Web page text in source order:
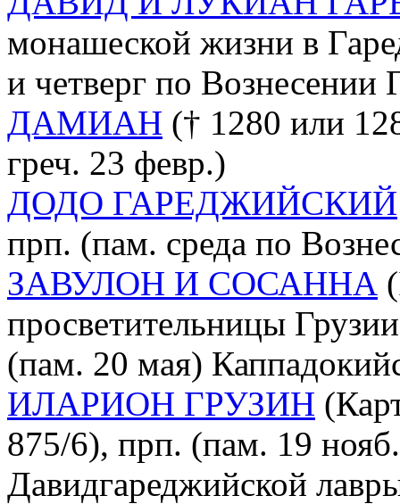
монашеской жизни в
и четверг по Вознесении
ДАМИАН († 1280 или
греч. 23 февр.)
ДОДО ГАРЕДЖИЙСКИЙ
прп. (пам. среда по
ЗАВУЛОН И СОСАННА
просветительницы
(пам. 20 мая)
ИЛАРИОН ГРУЗИН
875/6), прп. (пам. 19
Давидгареджийской